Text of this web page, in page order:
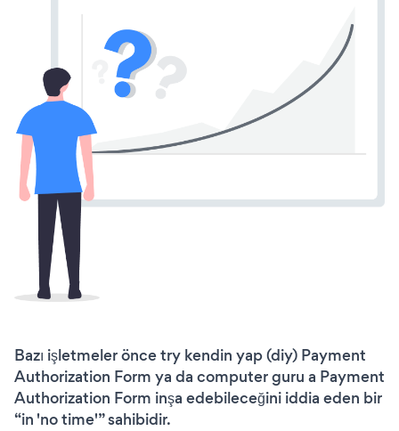
Bazı işletmeler önce try kendin yap (diy) Payment
Authorization Form ya da computer guru a Payment
Authorization Form inşa edebileceğini iddia eden bir
“in 'no time'” sahibidir.